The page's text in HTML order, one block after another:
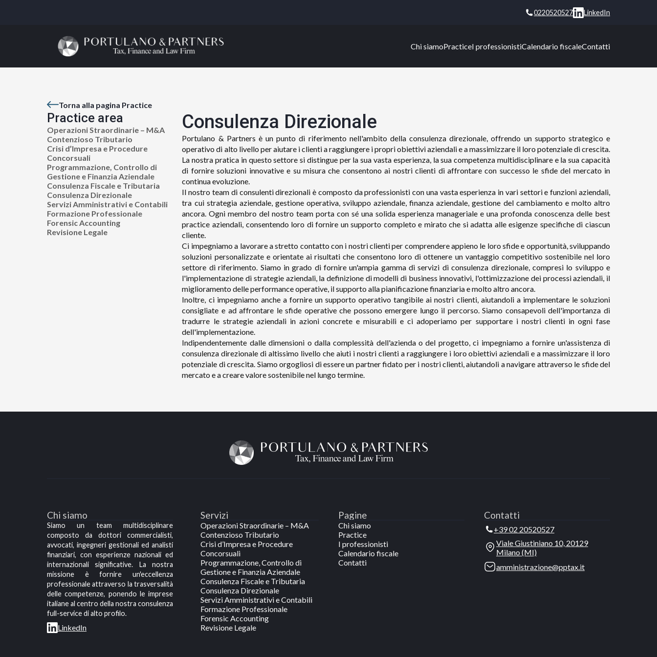
0220520527 LinkedIn
Chi siamoPracticeI professionistiCalendario fiscaleContatti
Torna alla pagina Practice
Practice area
Operazioni Straordinarie – M&A
Contenzioso Tributario
Crisi d’Impresa e Procedure
Concorsuali
Programmazione, Controllo di
Gestione e Finanzia Aziendale
Consulenza Fiscale e Tributaria
Consulenza Direzionale
Servizi Amministrativi e Contabili
Formazione Professionale
Forensic Accounting
Revisione Legale
Consulenza Direzionale
Portulano & Partners è un punto di riferimento nell'ambito della consulenza direzionale, offrendo un supporto strategico e
operativo di alto livello per aiutare i clienti a raggiungere i propri obiettivi aziendali e a massimizzare il loro potenziale di crescita.
La nostra pratica in questo settore si distingue per la sua vasta esperienza, la sua competenza multidisciplinare e la sua capacità
di fornire soluzioni innovative e su misura che consentono ai nostri clienti di affrontare con successo le sfide del mercato in
continua evoluzione.
Il nostro team di consulenti direzionali è composto da professionisti con una vasta esperienza in vari settori e funzioni aziendali,
tra cui strategia aziendale, gestione operativa, sviluppo aziendale, finanza aziendale, gestione del cambiamento e molto altro
ancora. Ogni membro del nostro team porta con sé una solida esperienza manageriale e una profonda conoscenza delle best
practice aziendali, consentendo loro di fornire un supporto completo e mirato che si adatta alle esigenze specifiche di ciascun
cliente.
Ci impegniamo a lavorare a stretto contatto con i nostri clienti per comprendere appieno le loro sfide e opportunità, sviluppando
soluzioni personalizzate e orientate ai risultati che consentono loro di ottenere un vantaggio competitivo sostenibile nel loro
settore di riferimento. Siamo in grado di fornire un'ampia gamma di servizi di consulenza direzionale, compresi lo sviluppo e
l'implementazione di strategie aziendali, la definizione di modelli di business innovativi, l'ottimizzazione dei processi aziendali, il
miglioramento delle performance operative, il supporto alla pianificazione finanziaria e molto altro ancora.
Inoltre, ci impegniamo anche a fornire un supporto operativo tangibile ai nostri clienti, aiutandoli a implementare le soluzioni
consigliate e ad affrontare le sfide operative che possono emergere lungo il percorso. Siamo consapevoli dell'importanza di
tradurre le strategie aziendali in azioni concrete e misurabili e ci adoperiamo per supportare i nostri clienti in ogni fase
dell'implementazione.
Indipendentemente dalle dimensioni o dalla complessità dell'azienda o del progetto, ci impegniamo a fornire un'assistenza di
consulenza direzionale di altissimo livello che aiuti i nostri clienti a raggiungere i loro obiettivi aziendali e a massimizzare il loro
potenziale di crescita. Siamo orgogliosi di essere un partner fidato per i nostri clienti, aiutandoli a navigare attraverso le sfide del
mercato e a creare valore sostenibile nel lungo termine.
Chi siamo
Siamo un team multidisciplinare
composto da dottori commercialisti,
avvocati, ingegneri gestionali ed analisti
finanziari, con esperienze nazionali ed
internazionali significative. La nostra
missione è fornire un'eccellenza
professionale attraverso la trasversalità
delle competenze, ponendo le imprese
italiane al centro della nostra consulenza
full-service di alto profilo.
LinkedIn
Servizi
Operazioni Straordinarie – M&A
Contenzioso Tributario
Crisi d’Impresa e Procedure
Concorsuali
Programmazione, Controllo di
Gestione e Finanzia Aziendale
Consulenza Fiscale e Tributaria
Consulenza Direzionale
Servizi Amministrativi e Contabili
Formazione Professionale
Forensic Accounting
Revisione Legale
Pagine
Chi siamo
Practice
I professionisti
Calendario fiscale
Contatti
Contatti
+39 02 20520527
Viale Giustiniano 10, 20129
Milano (MI)
amministrazione@pptax.it